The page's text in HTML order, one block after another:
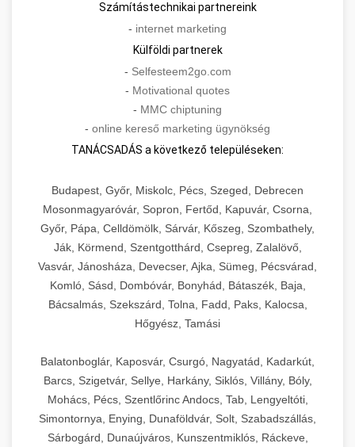
Számítástechnikai partnereink
- internet marketing
Külföldi partnerek
- Selfesteem2go.com
- Motivational quotes
- MMC chiptuning
- online kereső marketing ügynökség
TANÁCSADÁS a következő településeken:
Budapest, Győr, Miskolc, Pécs, Szeged, Debrecen
Mosonmagyaróvár, Sopron, Fertőd, Kapuvár, Csorna,
Győr, Pápa, Celldömölk, Sárvár, Kőszeg, Szombathely,
Ják, Körmend, Szentgotthárd, Csepreg, Zalalövő,
Vasvár, Jánosháza, Devecser, Ajka, Sümeg, Pécsvárad,
Komló, Sásd, Dombóvár, Bonyhád, Bátaszék, Baja,
Bácsalmás, Szekszárd, Tolna, Fadd, Paks, Kalocsa,
Hőgyész, Tamási
Balatonboglár, Kaposvár, Csurgó, Nagyatád, Kadarkút,
Barcs, Szigetvár, Sellye, Harkány, Siklós, Villány, Bóly,
Mohács, Pécs, Szentlőrinc Andocs, Tab, Lengyeltóti,
Simontornya, Enying, Dunaföldvár, Solt, Szabadszállás,
Sárbogárd, Dunaújváros, Kunszentmiklós, Ráckeve,